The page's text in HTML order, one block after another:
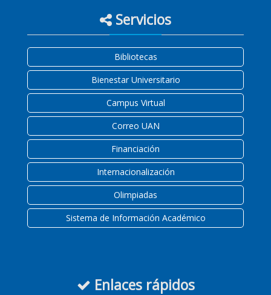
Servicios
Bibliotecas
Bienestar Universitario
Campus Virtual
Correo UAN
Financiación
Internacionalización
Olimpiadas
Sistema de Información Académico
Enlaces rápidos